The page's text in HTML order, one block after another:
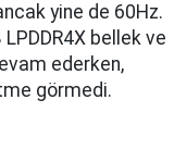
yine de 60Hz.
bellek ve
ederken,
görmedi.